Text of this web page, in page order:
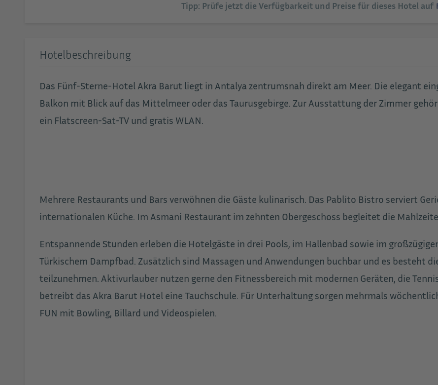
Tipp: Prüfe jetzt die Verfügbarkeit und Preise für dieses Hotel auf
Hotelbeschreibung
Das Fünf-Sterne-Hotel Akra Barut liegt in Antalya zentrumsnah direkt am Meer. Die elegant
Balkon mit Blick auf das Mittelmeer oder das Taurusgebirge. Zur Ausstattung der Zimmer
ein Flatscreen-Sat-TV und gratis WLAN.
Mehrere Restaurants und Bars verwöhnen die Gäste kulinarisch. Das Pablito Bistro serviert
internationalen Küche. Im Asmani Restaurant im zehnten Obergeschoss begleitet die
Entspannende Stunden erleben die Hotelgäste in drei Pools, im Hallenbad sowie im
Türkischem Dampfbad. Zusätzlich sind Massagen und Anwendungen buchbar und es besteht
teilzunehmen. Aktivurlauber nutzen gerne den Fitnessbereich mit modernen Geräten, die
betreibt das Akra Barut Hotel eine Tauchschule. Für Unterhaltung sorgen mehrmals
FUN mit Bowling, Billard und Videospielen.